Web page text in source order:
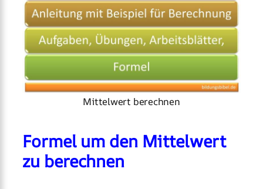
Mittelwert berechnen
Formel um den Mittelwert
zu berechnen